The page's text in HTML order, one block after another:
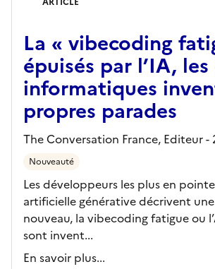
La « vibecoding
épuisés par l’IA,
informatiques
propres parades
The Conversation France, Editeur-
Nouveauté
Les développeurs les plus en
artificielle générative décrivent
nouveau, la vibecoding fatigue ou
sont invent...
En savoir plus...